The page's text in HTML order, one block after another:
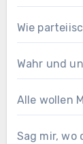
Wie
Wahr und
Alle wollen
Sag mir, wo